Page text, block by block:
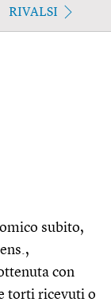
RIVALSI
subito,
con
torti ricevuti o